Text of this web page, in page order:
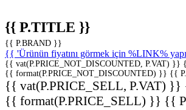
{{ P.TITLE }}
{{ P.BRAND }}
{{ 'Ürünün fiyatını görmek için %LINK%
{{ vat(P.PRICE_NOT_DISCOUNTED, P.VAT) }}
{{ format(P.PRICE_NOT_DISCOUNTED) }} {{
{{ vat(P.PRICE_SELL, P.VAT) }}
{{ format(P.PRICE_SELL) }} {{